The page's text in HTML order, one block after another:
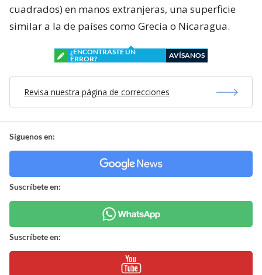
cuadrados) en manos extranjeras, una superficie
similar a la de países como Grecia o Nicaragua.
¿ENCONTRASTE UN
ERROR?
AVÍSANOS
Revisa nuestra página de correcciones
Síguenos en:
Suscríbete en:
Suscríbete en: